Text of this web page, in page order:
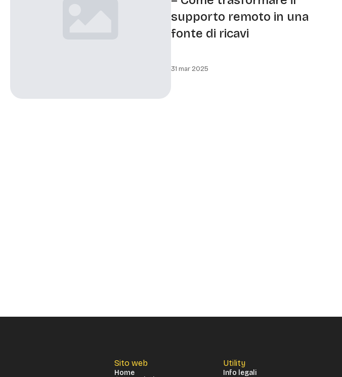
supporto remoto in una
fonte di ricavi
31 mar 2025
Sito web
Home
Utility
Info legali